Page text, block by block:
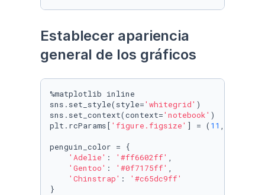
Establecer apariencia
general de los gráficos
%matplotlib inline
sns.set_style(style='whitegrid' )
sns.set_context(context='notebook' )
plt.rcParams[ 'figure.figsize' ] = ( 11 ,
penguin_color = {
'Adelie' : '#ff6602ff' ,
'Gentoo' : '#0f7175ff' ,
'Chinstrap' :
'#c65dc9ff'
}